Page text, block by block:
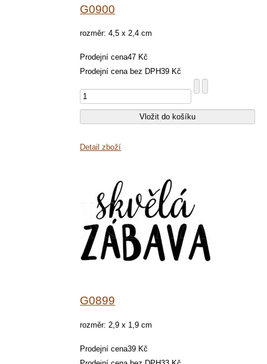
G0900
rozměr: 4,5 x 2,4 cm
Prodejní cena47 Kč
Prodejní cena bez DPH39 Kč
Detail zboží
G0899
rozměr: 2,9 x 1,9 cm
Prodejní cena39 Kč